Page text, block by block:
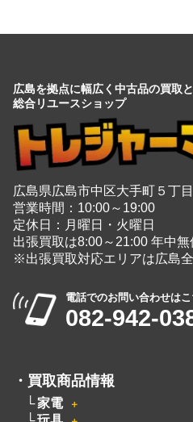
広島県広島市中区大手町５丁目
営業時間：10:00～19:00
定休日：月曜日・火曜日
出張買取は8:00～21:00 年中無
※出張買取対応エリアは広島
電話でのお問い合わせはこ
082-942-
・ 買取商品情報
家電 ＋
玩具 ＋
ブランド ＋
カメラ
洋服